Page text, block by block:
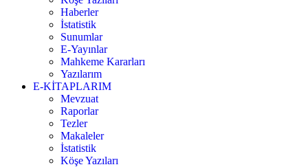
Haberler
İstatistik
Sunumlar
E-Yayınlar
Mahkeme Kararları
Yazılarım
E-KİTAPLARIM
Mevzuat
Raporlar
Tezler
Makaleler
İstatistik
Köşe Yazıları